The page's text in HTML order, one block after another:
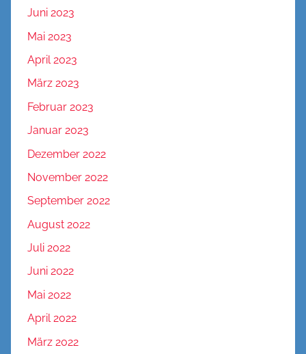
Juni 2023
Mai 2023
April 2023
März 2023
Februar 2023
Januar 2023
Dezember 2022
November 2022
September 2022
August 2022
Juli 2022
Juni 2022
Mai 2022
April 2022
März 2022